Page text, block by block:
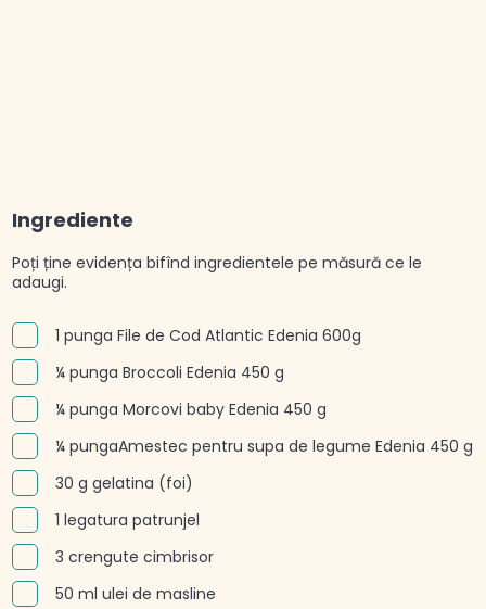
Ingrediente
Poți ține evidența bifînd ingredientele pe măsură ce le
adaugi.
1 punga File de Cod Atlantic Edenia 600g
¼ punga Broccoli Edenia 450 g
¼ punga Morcovi baby Edenia 450 g
¼ pungaAmestec pentru supa de legume Edenia 450 g
30 g gelatina (foi)
1 legatura patrunjel
3 crengute cimbrisor
50 ml ulei de masline